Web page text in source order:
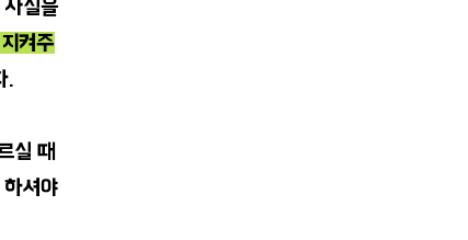
실을
켜주
.
실 때
셔야